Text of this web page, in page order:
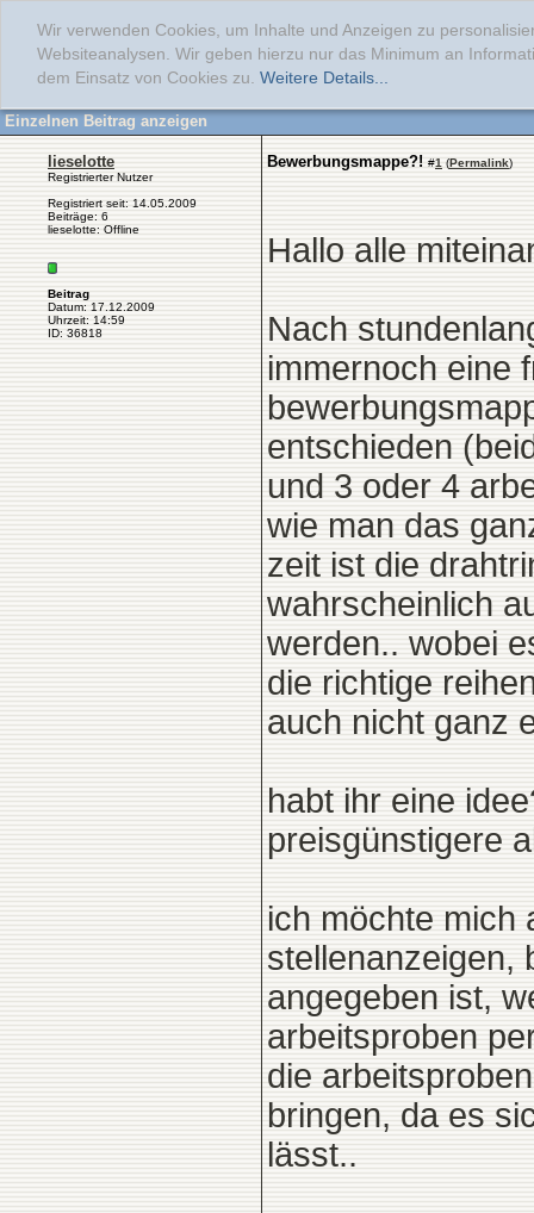
Wir verwenden Cookies, um Inhalte und Anzeigen zu
Websiteanalysen. Wir geben hierzu nur das Minimum an
dem Einsatz von Cookies zu. Weitere Details...
Einzelnen Beitrag anzeigen
lieselotte
Registrierter Nutzer
Registriert seit: 14.05.2009
Beiträge: 6
lieselotte: Offline
Beitrag
Datum: 17.12.2009
Uhrzeit: 14:59
ID: 36818
Bewerbungsmappe?! #1 (Permalink)
Hallo alle
Nach
immernoch eine
entschieden
und 3 oder 4
wie man das
zeit ist die
wahrscheinlich
werden.. wobei
die richtige
auch nicht ganz
habt ihr eine
preisgünstigere
ich möchte mich
stellenanzeigen,
angegeben ist,
arbeitsproben
die
bringen, da es
lässt..